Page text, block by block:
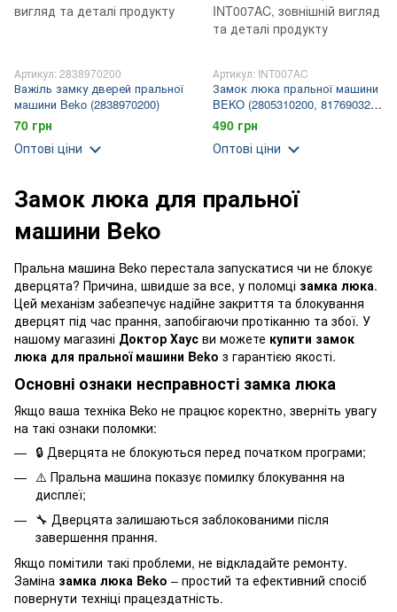
Артикул: 2838970200
Важіль замку дверей пральної
машини Beko (2838970200)
70 грн
Оптові ціни
Артикул: INT007AC
Замок люка пральної машини
BEKO (2805310200, 817690325,
00225214, AC4410)
490 грн
Оптові ціни
Замок люка для пральної
машини Beko
Пральна машина Beko перестала запускатися чи не блокує
дверцята? Причина, швидше за все, у поломці замка люка.
Цей механізм забезпечує надійне закриття та блокування
дверцят під час прання, запобігаючи протіканню та збої. У
нашому магазині Доктор Хаус ви можете купити замок
люка для пральної машини Beko з гарантією якості.
Основні ознаки несправності замка люка
Якщо ваша техніка Beko не працює коректно, зверніть увагу
на такі ознаки поломки:
🔒 Дверцята не блокуються перед початком програми;
⚠️ Пральна машина показує помилку блокування на
дисплеї;
🔧 Дверцята залишаються заблокованими після
завершення прання.
Якщо помітили такі проблеми, не відкладайте ремонту.
Заміна замка люка Beko – простий та ефективний спосіб
повернути техніці працездатність.